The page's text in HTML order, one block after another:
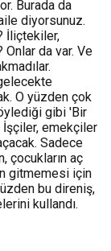
Burada da
diyorsunuz.
İliçtekiler,
da var. Ve
O yüzden çok
gibi 'Bir
İşçiler, emekçiler
Sadece
çocukların aç
gitmemesi için
bu direniş,
kullandı.